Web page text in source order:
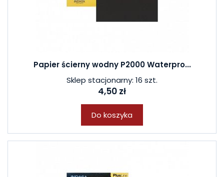
Papier ścierny wodny P2000 Waterpro...
Sklep stacjonarny: 16 szt.
4,50 zł
Do koszyka